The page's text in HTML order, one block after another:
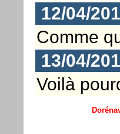
12/04/
Comme
13/04/
Voilà